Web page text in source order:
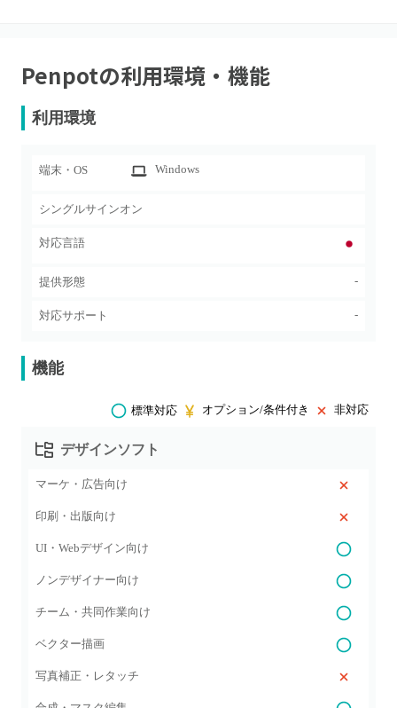
Penpotの利用環境・機能
利用環境
端末・OS Windows
シングルサインオン
対応言語
提供形態 -
対応サポート -
機能
標準対応 オプション/条件付き 非対応
デザインソフト
マーケ・広告向け
印刷・出版向け
UI・Webデザイン向け
ノンデザイナー向け
チーム・共同作業向け
ベクター描画
写真補正・レタッチ